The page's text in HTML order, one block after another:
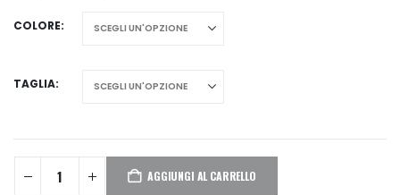
COLORE
TAGLIA
AGGIUNGI AL CARRELLO